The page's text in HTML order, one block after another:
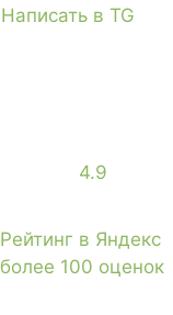
Написать в TG
4.9
Рейтинг в Яндекс
более 100 оценок